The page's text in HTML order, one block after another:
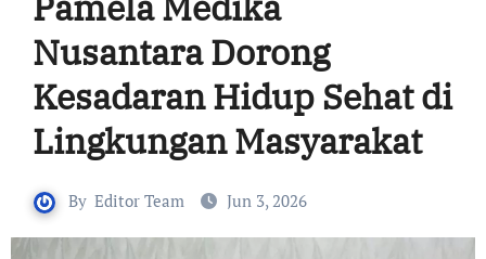
Nusantara Dorong
Kesadaran Hidup Sehat di
Lingkungan Masyarakat
By Editor Team Jun 3, 2026